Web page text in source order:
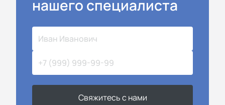
нашего специалиста
Свяжитесь с нами